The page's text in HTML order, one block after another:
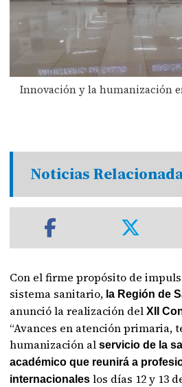
Innovación y la humanización
Noticias
Con el firme propósito de
sistema sanitario, la Región de
anunció la realización del XII
“Avances en atención primaria,
humanización al servicio de la
académico que reunirá a
internacionaleslos días 12 y 13